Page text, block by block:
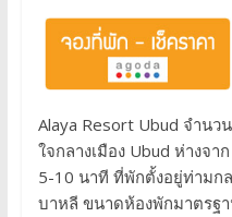
Alaya Resort Ubud จำนว
ใจกลางเมือง Ubud ห่างจ
5-10 นาที ที่พักตั้งอยู่ท่ามก
บาหลี ขนาดห้องพักมาตรฐ